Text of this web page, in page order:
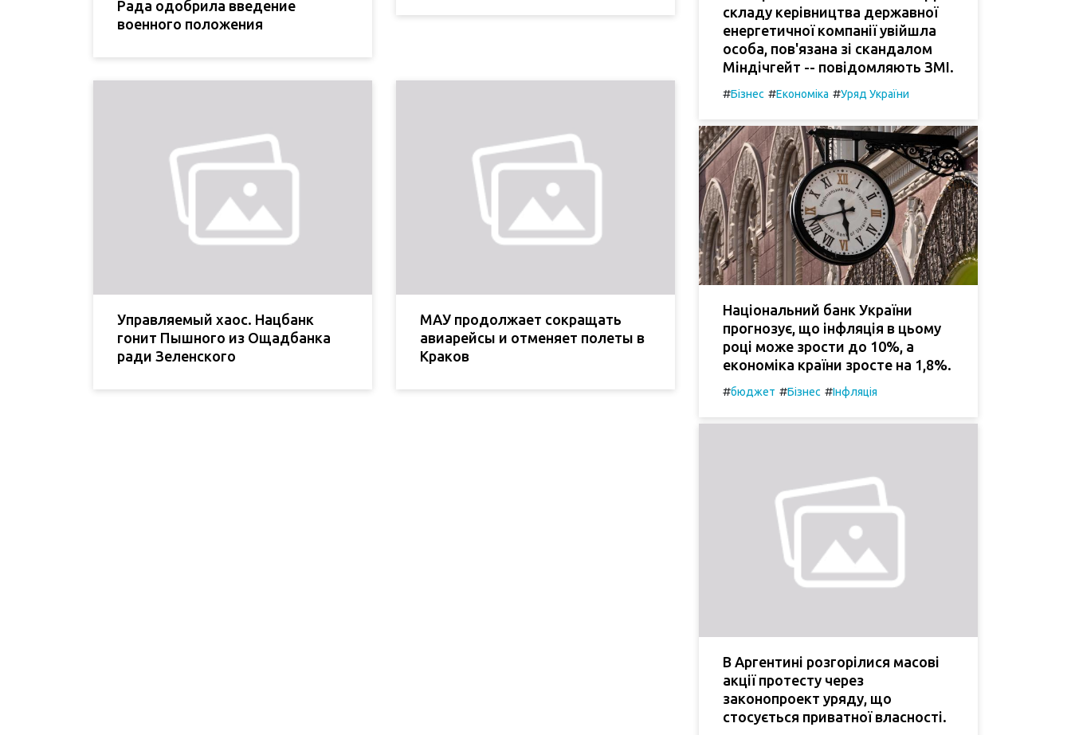
Рада одобрила введение
военного положения
Управляемый хаос. Нацбанк
гонит Пышного из Ощадбанка
ради Зеленского
МАУ продолжает сокращать
авиарейсы и отменяет полеты в
Краков
складу керівництва державної
енергетичної компанії увійшла
особа, пов'язана зі скандалом
Міндічгейт -- повідомляють ЗМІ.
#Бізнес #Економіка #Уряд України
Національний банк України
прогнозує, що інфляція в цьому
році може зрости до 10%, а
економіка країни зросте на 1,8%.
#бюджет #Бізнес #Інфляція
В Аргентині розгорілися масові
акції протесту через
законопроект уряду, що
стосується приватної власності.